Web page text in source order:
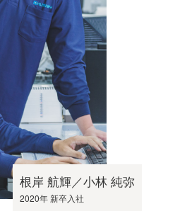
根岸 航輝／小林 純弥
2020年 新卒入社